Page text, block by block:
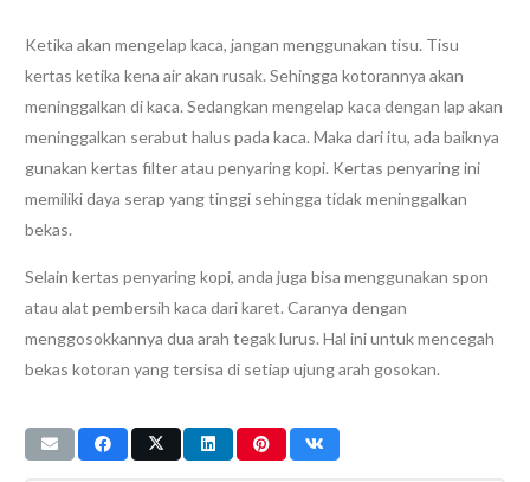
Ketika akan mengelap kaca, jangan menggunakan tisu. Tisu
kertas ketika kena air akan rusak. Sehingga kotorannya akan
meninggalkan di kaca. Sedangkan mengelap kaca dengan lap akan
meninggalkan serabut halus pada kaca. Maka dari itu, ada baiknya
gunakan kertas filter atau penyaring kopi. Kertas penyaring ini
memiliki daya serap yang tinggi sehingga tidak meninggalkan
bekas.
Selain kertas penyaring kopi, anda juga bisa menggunakan spon
atau alat pembersih kaca dari karet. Caranya dengan
menggosokkannya dua arah tegak lurus. Hal ini untuk mencegah
bekas kotoran yang tersisa di setiap ujung arah gosokan.